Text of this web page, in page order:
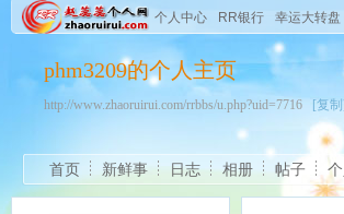
个人中心 RR银行 幸运大转盘
phm3209的个人主页
http://www.zhaoruirui.com/rrbbs/u.php?uid=7716 [复
首页 新鲜事 日志 相册 帖子